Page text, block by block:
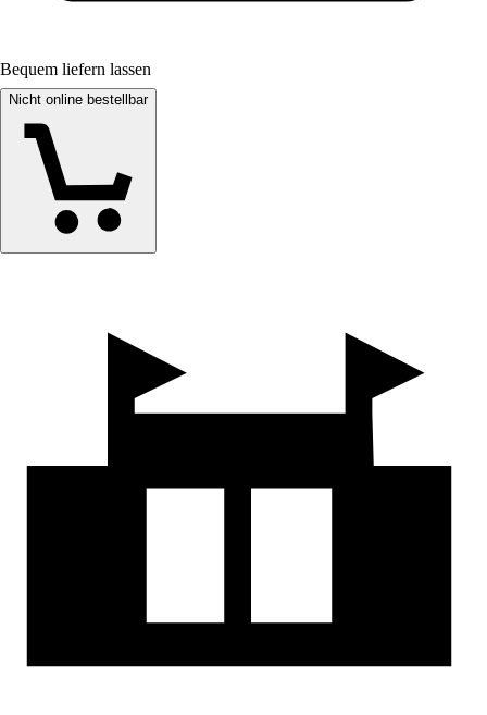
Bequem liefern lassen
Nicht online bestellbar